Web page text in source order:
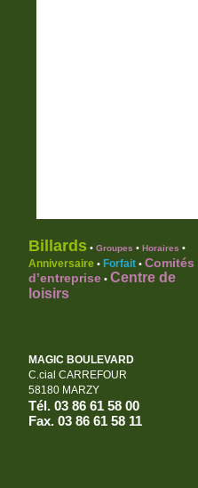
Billards • Groupes • Horaires •
Anniversaire • Forfait • Comités
d’entreprise • Centre de
loisirs
MAGIC BOULEVARD
C.cial CARREFOUR
58180 MARZY
Tél. 03 86 61 58 00
Fax. 03 86 61 58 11